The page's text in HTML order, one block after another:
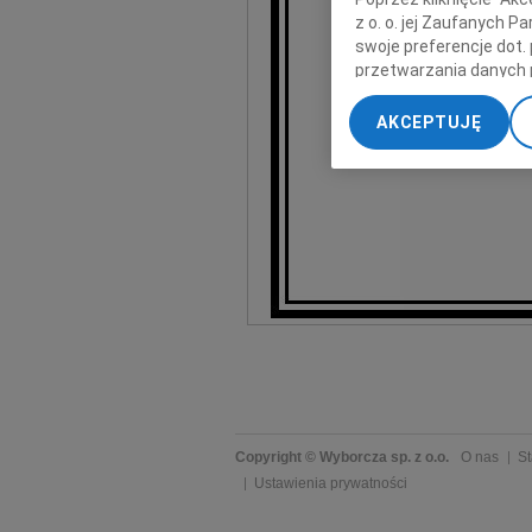
Copyright © Wyborcza sp. z o.o. O nas
Ustawienia prywatności
z o. o. jej Zaufanych
swoje preferencje dot.
przetwarzania danych
„Ustawienia
My, nasi Zaufani
dokładnych danych
Przechowywanie
treści, badnie
AKCEPTUJĘ